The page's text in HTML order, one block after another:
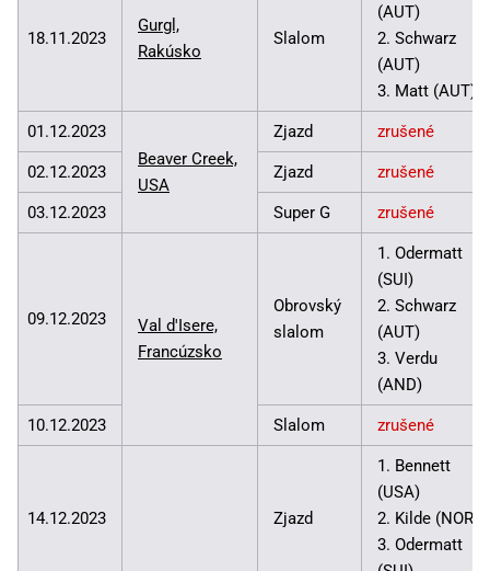
18.11.2023
Gurgl,
Rakúsko
Slalom
(AUT)
2. Schwarz
(AUT)
3. Matt (AUT)
01.12.2023
Beaver Creek,
USA
Zjazd zrušené
02.12.2023 Zjazd zrušené
03.12.2023 Super G zrušené
09.12.2023
Val d'Isere,
Francúzsko
Obrovský
slalom
1. Odermatt
(SUI)
2. Schwarz
(AUT)
3. Verdu
(AND)
10.12.2023 Slalom zrušené
14.12.2023 Zjazd
1. Bennett
(USA)
2. Kilde (NOR)
3. Odermatt